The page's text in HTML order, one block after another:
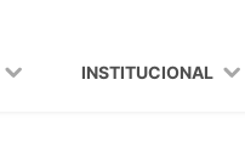
INSTITUCIONAL